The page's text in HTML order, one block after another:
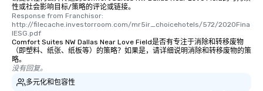
性或社会影响目标/策略的评论或链接。
Response from Franchisor:
http://filecache.investorroom.com/mr5ir_choicehotels/572/2020Fina
lESG.pdf
Comfort Suites NW Dallas Near Love Field是否有专注于消除和转移废物
（即塑料、纸张、纸板等）的策略？如果是，请详细说明消除和转移废物的策
略。
没有回复。
多元化和包容性